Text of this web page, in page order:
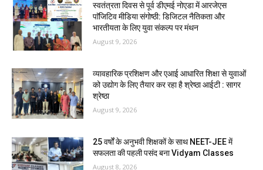
स्वतंत्रता दिवस से पूर्व डीएमई नोएडा में आरजेएस
पाॅजिटिव मीडिया संगोष्ठी: डिजिटल नैतिकता और
भारतीयता के लिए युवा संकल्प पर मंथन
August 9, 2026
व्यावहारिक प्रशिक्षण और एआई आधारित शिक्षा से युवाओं
को उद्योग के लिए तैयार कर रहा है श्रेष्ठा आईटी : सागर
श्रेष्ठा
August 9, 2026
25 वर्षों के अनुभवी शिक्षकों के साथ NEET-JEE में
सफलता की पहली पसंद बना Vidyam Classes
August 8, 2026